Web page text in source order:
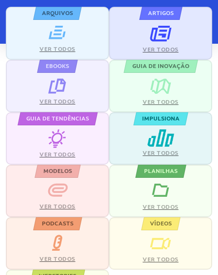
ARQUIVOS
VER TODOS
ARTIGOS
VER TODOS
EBOOKS
VER TODOS
GUIA DE INOVAÇÃO
VER TODOS
GUIA DE TENDÊNCIAS
VER TODOS
IMPULSIONA
VER TODOS
MODELOS
VER TODOS
PLANILHAS
VER TODOS
PODCASTS
VER TODOS
VÍDEOS
VER TODOS